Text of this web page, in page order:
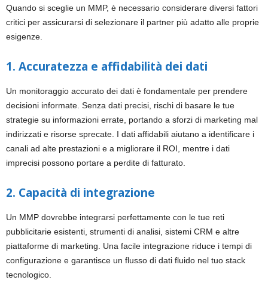
Quando si sceglie un MMP, è necessario considerare diversi fattori
critici per assicurarsi di selezionare il partner più adatto alle proprie
esigenze.
1. Accuratezza e affidabilità dei dati
Un monitoraggio accurato dei dati è fondamentale per prendere
decisioni informate. Senza dati precisi, rischi di basare le tue
strategie su informazioni errate, portando a sforzi di marketing mal
indirizzati e risorse sprecate. I dati affidabili aiutano a identificare i
canali ad alte prestazioni e a migliorare il ROI, mentre i dati
imprecisi possono portare a perdite di fatturato.
2. Capacità di integrazione
Un MMP dovrebbe integrarsi perfettamente con le tue reti
pubblicitarie esistenti, strumenti di analisi, sistemi CRM e altre
piattaforme di marketing. Una facile integrazione riduce i tempi di
configurazione e garantisce un flusso di dati fluido nel tuo stack
tecnologico.